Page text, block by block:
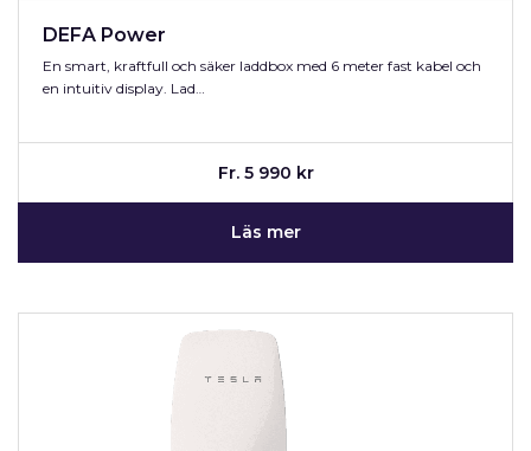
DEFA Power
En smart, kraftfull och säker laddbox med 6 meter fast kabel och
en intuitiv display. Lad…
Fr. 5 990 kr
Läs mer